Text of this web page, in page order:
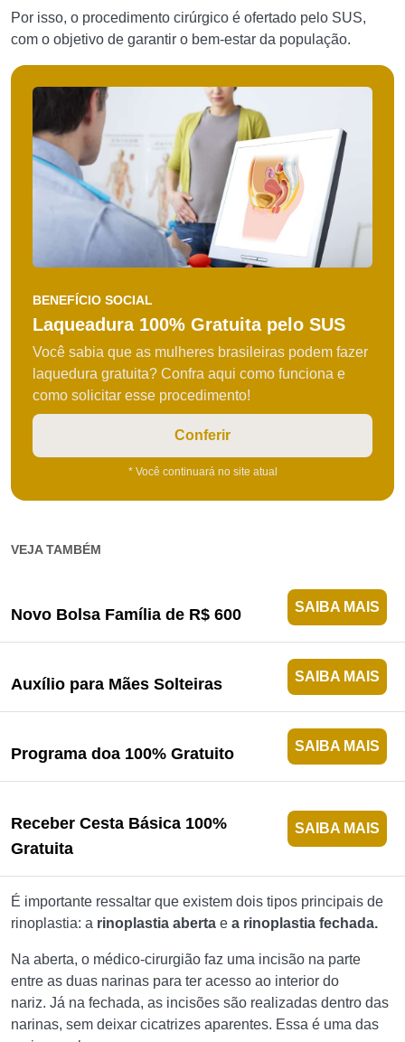
Por isso, o procedimento cirúrgico é ofertado pelo SUS,
com o objetivo de garantir o bem-estar da população.
BENEFÍCIO SOCIAL
Laqueadura 100% Gratuita pelo SUS
Você sabia que as mulheres brasileiras podem fazer
laquedura gratuita? Confra aqui como funciona e
como solicitar esse procedimento!
Conferir
* Você continuará no site atual
VEJA TAMBÉM
Novo Bolsa Família de R$ 600 SAIBA MAIS
Auxílio para Mães Solteiras SAIBA MAIS
Programa doa 100% Gratuito SAIBA MAIS
Receber Cesta Básica 100%
Gratuita
SAIBA MAIS
É importante ressaltar que existem dois tipos principais de
rinoplastia: a rinoplastia aberta e a rinoplastia fechada.
Na aberta, o médico-cirurgião faz uma incisão na parte
entre as duas narinas para ter acesso ao interior do
nariz. Já na fechada, as incisões são realizadas dentro das
narinas, sem deixar cicatrizes aparentes. Essa é uma das